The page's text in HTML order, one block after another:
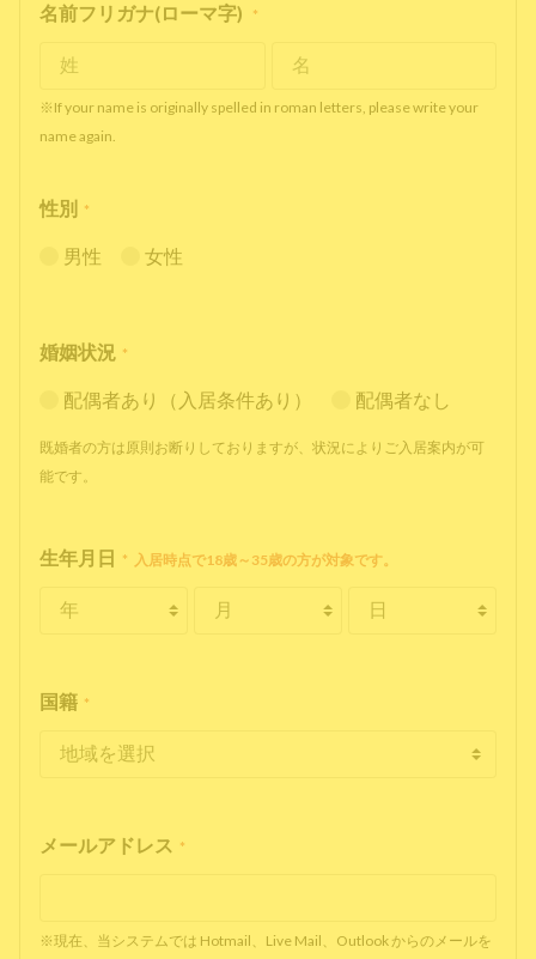
名前フリガナ(ローマ字) *
※If your name is originally spelled in roman letters, please write your
name again.
性別 *
男性 女性
婚姻状況 *
配偶者あり（入居条件あり） 配偶者なし
既婚者の方は原則お断りしておりますが、状況によりご入居案内が可
能です。
生年月日 * 入居時点で18歳～35歳の方が対象です。
国籍 *
メールアドレス *
※現在、当システムでは Hotmail、Live Mail、Outlook からのメールを